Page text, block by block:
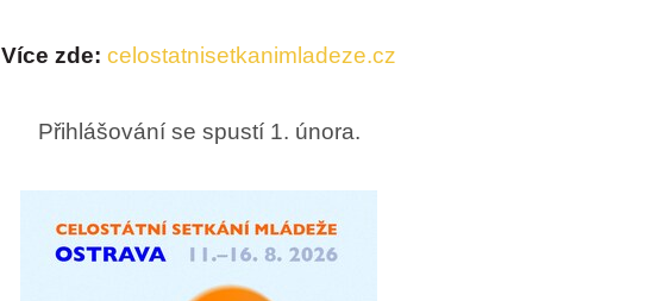
Více zde: celostatnisetkanimladeze.cz
Přihlášování se spustí 1. února.